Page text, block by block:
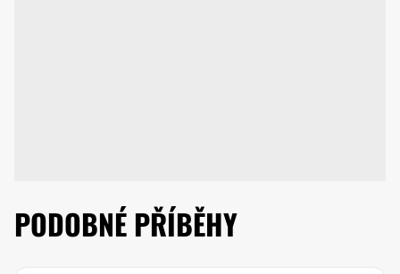
PODOBNÉ PŘÍBĚHY